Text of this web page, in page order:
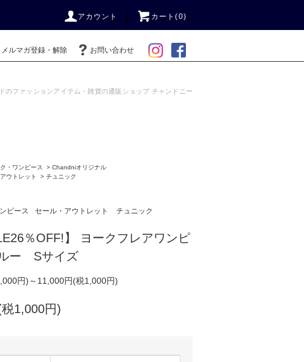
アカウント カート(0)
メルマガ登録・解除 お問い合わせ
のファッションアイテム・雑貨の通販ショップ チャンドニー
・ワンピース > Chandniオリジナル
ウトレット > チュニック
ピース セール・アウトレット チュニック
％OFF!】 ヨークフレアワンピ
ー Sサイズ
円)～11,000円(税1,000円)
1,000円)